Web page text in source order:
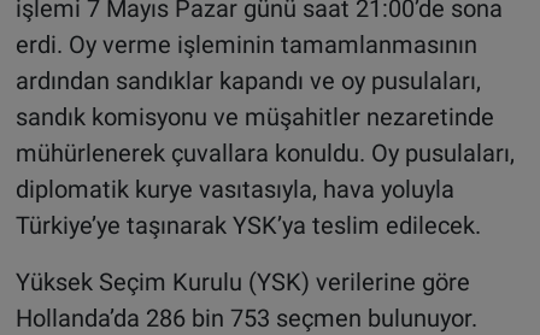
işlemi 7 Mayıs Pazar günü saat 21:00’de sona
erdi. Oy verme işleminin tamamlanmasının
ardından sandıklar kapandı ve oy pusulaları,
sandık komisyonu ve müşahitler nezaretinde
mühürlenerek çuvallara konuldu. Oy pusulaları,
diplomatik kurye vasıtasıyla, hava yoluyla
Türkiye’ye taşınarak YSK’ya teslim edilecek.
Yüksek Seçim Kurulu (YSK) verilerine göre
Hollanda’da 286 bin 753 seçmen bulunuyor.